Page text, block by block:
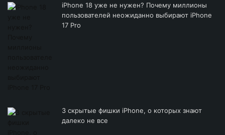
iPhone 18 уже не нужен? Почему миллионы
пользователей неожиданно выбирают iPhone
17 Pro
3 скрытые фишки iPhone, о которых знают
далеко не все